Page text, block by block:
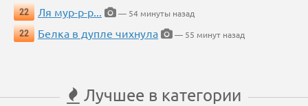
22
Ля мур-р-р...
— 54 минуты назад
22
Белка в дупле чихнула — 55 минут назад
Лучшее в категории